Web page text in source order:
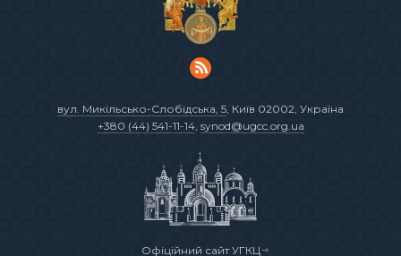
вул. Микільсько-Слобідська, 5, Київ 02002, Україна
+380 (44) 541-11-14, synod@ugcc.org.ua
Офіційний сайт УГКЦ